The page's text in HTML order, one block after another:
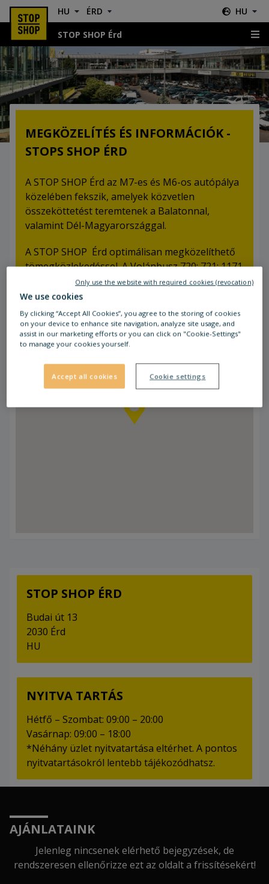
HU ÉRD HU
STOP SHOP Érd
Megközelítés és információk
MEGKÖZELÍTÉS ÉS INFORMÁCIÓK -
STOPS SHOP ÉRD
A STOP SHOP Érd az M7-es és M6-os autópálya
közelében fekszik, amelyek közvetlen
összeköttetést teremtenek a Balatonnal,
valamint Dél-Magyarországgal.
A STOP SHOP Érd optimálisan megközelíthető
tömegközlekedéssel. A Volánbusz 720; 721; 1171
távolsági járatok, valamint az Érd-Alsó vasút
közvetlenül a bevásárlóközpontnál állnak meg.
STOP SHOP ÉRD
Budai út 13
2030 Érd
HU
NYITVA TARTÁS
Hétfő – Szombat: 09:00 – 20:00
Vasárnap: 09:00 – 18:00
*Néhány üzlet nyitvatartása eltérhet. A pontos
nyitvatartásokról lentebb tájékozódhatsz.
AJÁNLATAINK
Jelenleg nincsenek elérhető bejegyzések, de
rendszeresen ellenőrizze ezt az oldalt a frissítésekért!
We use cookies
By clicking “Accept All Cookies”, you agree to the storing of cookies
on your device to enhance site navigation, analyze site usage, and
assist in our marketing efforts or you can click on "Cookie-Settings"
to manage your cookies yourself.
Accept all cookies Cookie settings
Only use the website with required cookies (revocation)